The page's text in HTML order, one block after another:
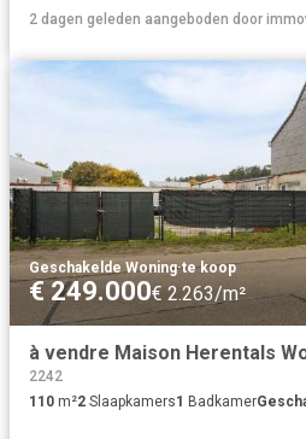
2 dagen geleden aangeboden door
Geschakelde Woning·te koop
€ 249.000€ 2.263/m²
à vendre Maison Herentals
2242
110 m²2 Slaapkamers1 Badkamer